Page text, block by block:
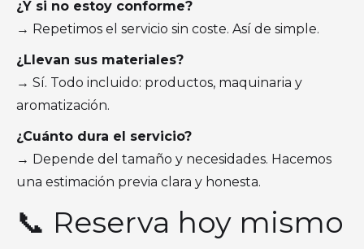
¿Y si no estoy conforme?
→ Repetimos el servicio sin coste. Así de simple.
¿Llevan sus materiales?
→ Sí. Todo incluido: productos, maquinaria y
aromatización.
¿Cuánto dura el servicio?
→ Depende del tamaño y necesidades. Hacemos
una estimación previa clara y honesta.
📞 Reserva hoy mismo